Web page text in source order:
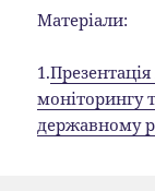
Матеріали:
1.
моніторингу
державному